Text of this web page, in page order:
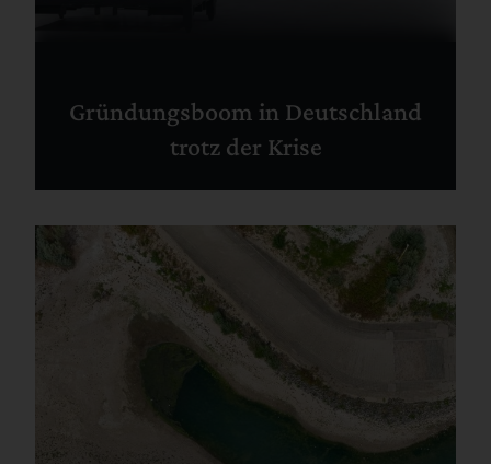
Gründungsboom in Deutschland
trotz der Krise